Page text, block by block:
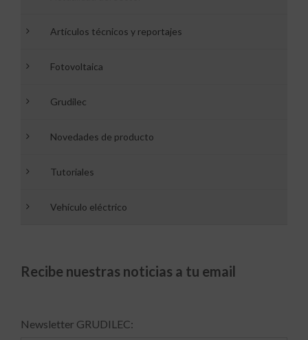
Artículos técnicos y reportajes
Fotovoltaica
Grudilec
Novedades de producto
Tutoriales
Vehículo eléctrico
Recibe nuestras noticias a tu email
Newsletter GRUDILEC: